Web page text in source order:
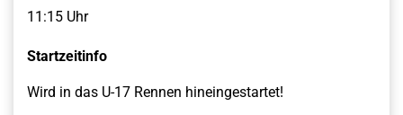
11:15 Uhr
Startzeitinfo
Wird in das U-17 Rennen hineingestartet!